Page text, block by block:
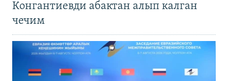
Конгантиевди абактан алып калган
чечим